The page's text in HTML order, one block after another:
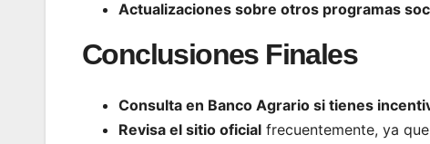
Actualizaciones sobre otros programas
Conclusiones Finales
Consulta en Banco Agrario si tienes
Revisa el sitio oficial frecuentemente, ya